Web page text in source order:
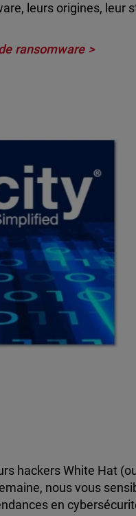
leurs origines, leur
ransomware
hackers White Hat
nous vous
en